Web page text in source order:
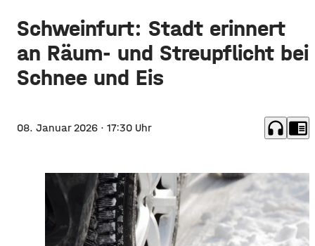
Schweinfurt: Stadt erinnert
an Räum- und Streupflicht bei
Schnee und Eis
08. Januar 2026 · 17:30 Uhr headphones chrome_reader_mode